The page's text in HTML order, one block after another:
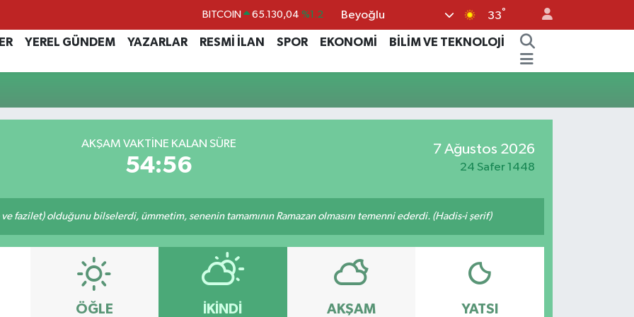
BITCOIN 65.130,04 %1.2
DOLAR 47,7106 %0.17
BİST100
Beyoğlu 33°
YEREL GÜNDEM YAZARLAR RESMİ İLAN SPOR EKONOMİ
BİLİM VE TEKNOLOJİ
AKŞAM VAKTINE KALAN SÜRE
54:56
7 Ağustos 2026
24 Safer 1448
ve fazilet) olduğunu bilselerdi, ümmetim, senenin tamamının Ramazan olmasını temenni ederdi. (Hadis-i şerif)
ÖĞLE İKINDI AKŞAM YATSI